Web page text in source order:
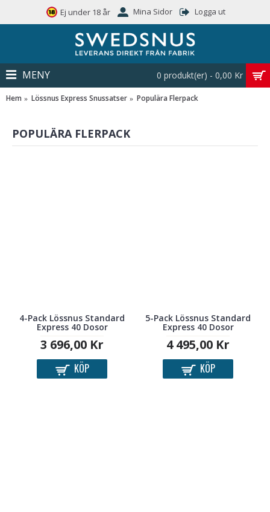
Ej under 18 år Mina Sidor Logga ut
0 produkt(er) - 0,00 Kr
MENY
Hem Lössnus Express Snussatser Populära Flerpack
POPULÄRA FLERPACK
4-Pack Lössnus Standard
Express 40 Dosor
3 696,00 Kr
KÖP
5-Pack Lössnus Standard
Express 40 Dosor
4 495,00 Kr
KÖP